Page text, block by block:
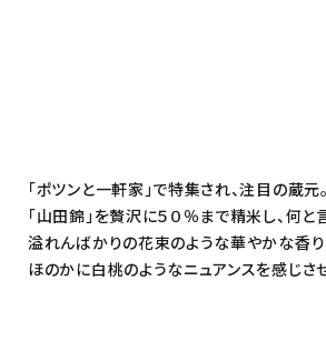
「ポツンと一軒家」で特集され、注目の蔵元。
「山田錦」を贅沢に５０％まで精米し、何
溢れんばかりの花束のような華やかな香り
ほのかに白桃のようなニュアンスを感じさ